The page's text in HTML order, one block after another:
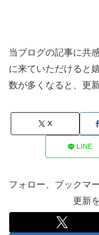
当ブログの記事に共
に来ていただけると
数が多くなると、更
X
LINE
フォロー、ブックマ
更新